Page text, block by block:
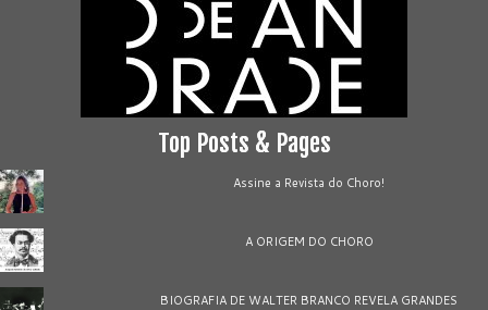
Top Posts & Pages
Assine a Revista do Choro!
A ORIGEM DO CHORO
BIOGRAFIA DE WALTER BRANCO REVELA GRANDES